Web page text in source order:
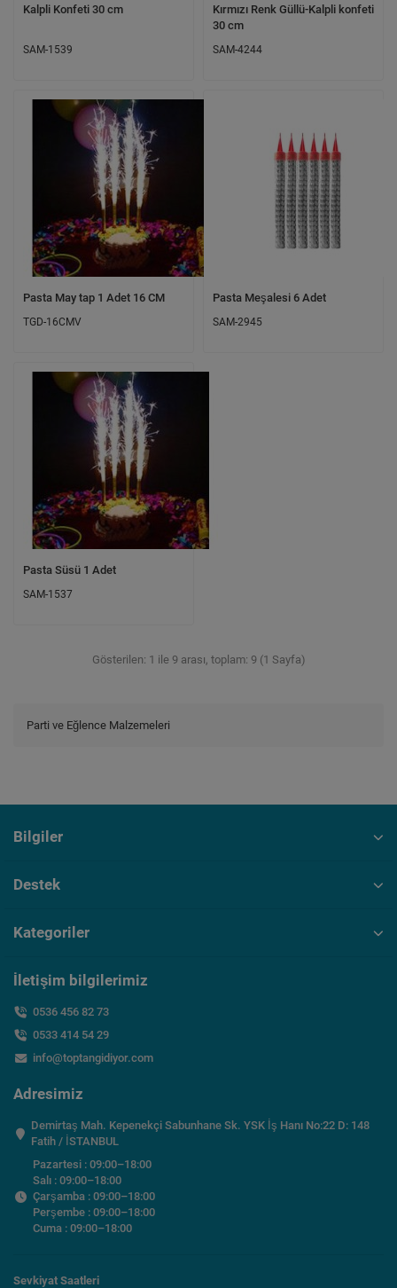
Kalpli Konfeti 30 cm
SAM-1539
Kırmızı Renk Güllü-Kalpli konfeti
30 cm
SAM-4244
Pasta May tap 1 Adet 16 CM
TGD-16CMV
Pasta Meşalesi 6 Adet
SAM-2945
Pasta Süsü 1 Adet
SAM-1537
Gösterilen: 1 ile 9 arası, toplam: 9 (1 Sayfa)
Parti ve Eğlence Malzemeleri
Bilgiler
Destek
Kategoriler
İletişim bilgilerimiz
0536 456 82 73
0533 414 54 29
info@toptangidiyor.com
Adresimiz
Demirtaş Mah. Kepenekçi Sabunhane Sk. YSK İş Hanı No:22 D: 148
Fatih / İSTANBUL
Pazartesi : 09:00–18:00
Salı : 09:00–18:00
Çarşamba : 09:00–18:00
Perşembe : 09:00–18:00
Cuma : 09:00–18:00
Sevkiyat Saatleri